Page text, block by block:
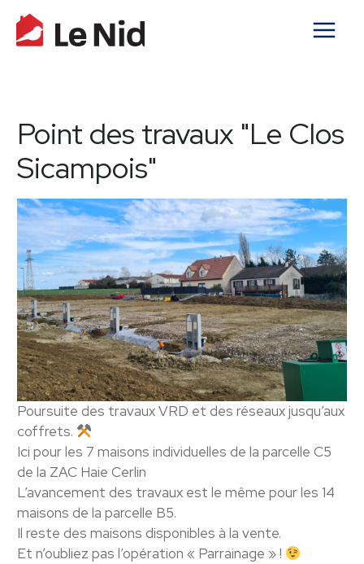
Point des travaux "Le Clos
Sicampois"
Poursuite des travaux VRD et des réseaux jusqu’aux
coffrets.
Ici pour les 7 maisons individuelles de la parcelle C5
de la ZAC Haie Cerlin
L’avancement des travaux est le même pour les 14
maisons de la parcelle B5.
Il reste des maisons disponibles à la vente.
Et n’oubliez pas l’opération « Parrainage » !